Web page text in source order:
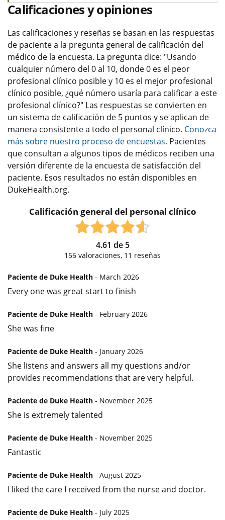
Calificaciones y opiniones
Las calificaciones y reseñas se basan en las respuestas
de paciente a la pregunta general de calificación del
médico de la encuesta. La pregunta dice: "Usando
cualquier número del 0 al 10, donde 0 es el peor
profesional clínico posible y 10 es el mejor profesional
clínico posible, ¿qué número usaría para calificar a este
profesional clínico?" Las respuestas se convierten en
un sistema de calificación de 5 puntos y se aplican de
manera consistente a todo el personal clínico. Conozca
más sobre nuestro proceso de encuestas. Pacientes
que consultan a algunos tipos de médicos reciben una
versión diferente de la encuesta de satisfacción del
paciente. Esos resultados no están disponibles en
DukeHealth.org.
Calificación general del personal clínico
4.61 de 5
156 valoraciones, 11 reseñas
Paciente de Duke Health - March 2026
Every one was great start to finish
Paciente de Duke Health - February 2026
She was fine
Paciente de Duke Health - January 2026
She listens and answers all my questions and/or
provides recommendations that are very helpful.
Paciente de Duke Health - November 2025
She is extremely talented
Paciente de Duke Health - November 2025
Fantastic
Paciente de Duke Health - August 2025
I liked the care I received from the nurse and doctor.
Paciente de Duke Health - July 2025